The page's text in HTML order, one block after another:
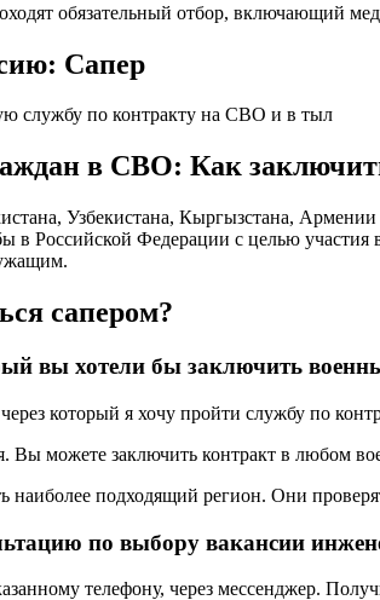
обязательный отбор, включающий
Сапер
службу по контракту на СВО и в тыл
в СВО: Как
Узбекистана, Кыргызстана,
в Российской Федерации с целью
сапером?
вы хотели бы заключить
который я хочу пройти службу по
Вы можете заключить контракт в любом
подходящий регион. Они
по выбору вакансии
телефону, через мессенджер.